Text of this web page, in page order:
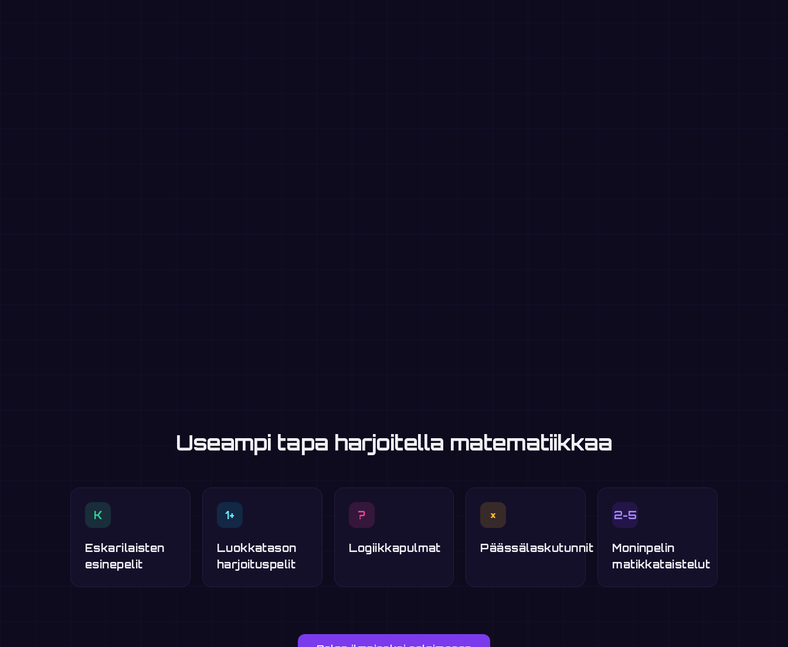
Useampi tapa harjoitella matematiikkaa
K
Eskarilaisten
esinepelit
1+
Luokkatason
harjoituspelit
?
Logiikkapulmat
×
Päässälaskutunnit
2-5
Moninpelin
matikkataistelut